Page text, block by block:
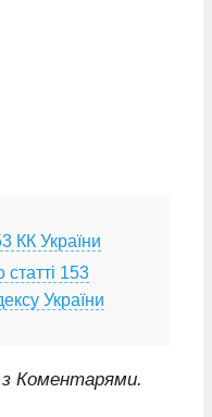
КК України
статті 153
України
Коментарями.